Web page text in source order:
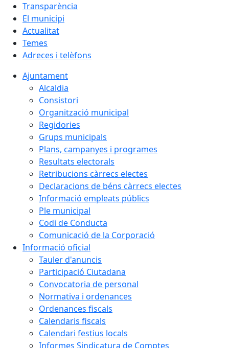
Transparència
El municipi
Actualitat
Temes
Adreces i telèfons
Ajuntament
Alcaldia
Consistori
Organització municipal
Regidories
Grups municipals
Plans, campanyes i programes
Resultats electorals
Retribucions càrrecs electes
Declaracions de béns càrrecs electes
Informació empleats públics
Ple municipal
Codi de Conducta
Comunicació de la Corporació
Informació oficial
Tauler d'anuncis
Participació Ciutadana
Convocatoria de personal
Normativa i ordenances
Ordenances fiscals
Calendaris fiscals
Calendari festius locals
Informes Sindicatura de Comptes